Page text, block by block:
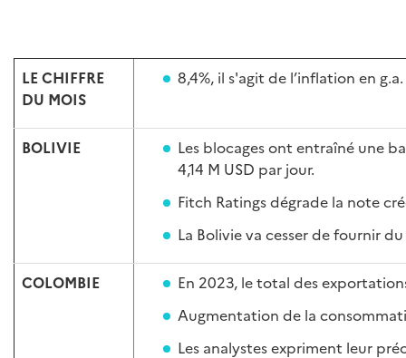
LE CHIFFRE
DU MOIS
8,4%, il s'agit de l’inflation en
BOLIVIE
Les blocages ont entraîné une
4,14 M USD par jour.
Fitch Ratings dégrade la note
La Bolivie va cesser de fournir
COLOMBIE
En 2023, le total des
Augmentation de la
Les analystes expriment leur